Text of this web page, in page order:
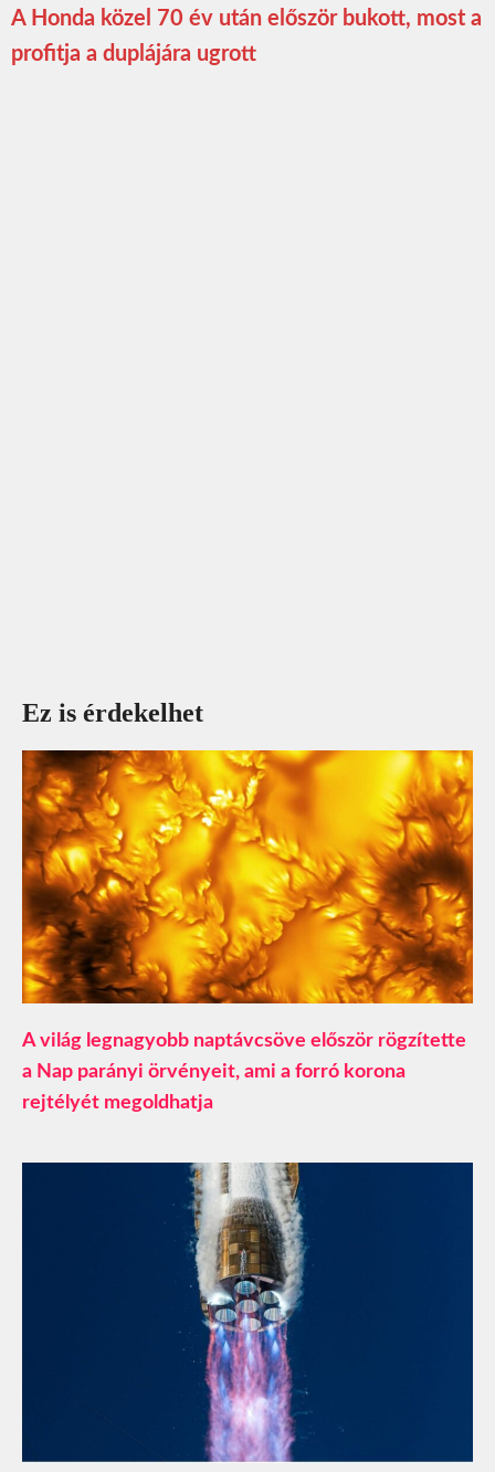
A Honda közel 70 év után először bukott, most a
profitja a duplájára ugrott
Ez is érdekelhet
A világ legnagyobb naptávcsöve először rögzítette
a Nap parányi örvényeit, ami a forró korona
rejtélyét megoldhatja